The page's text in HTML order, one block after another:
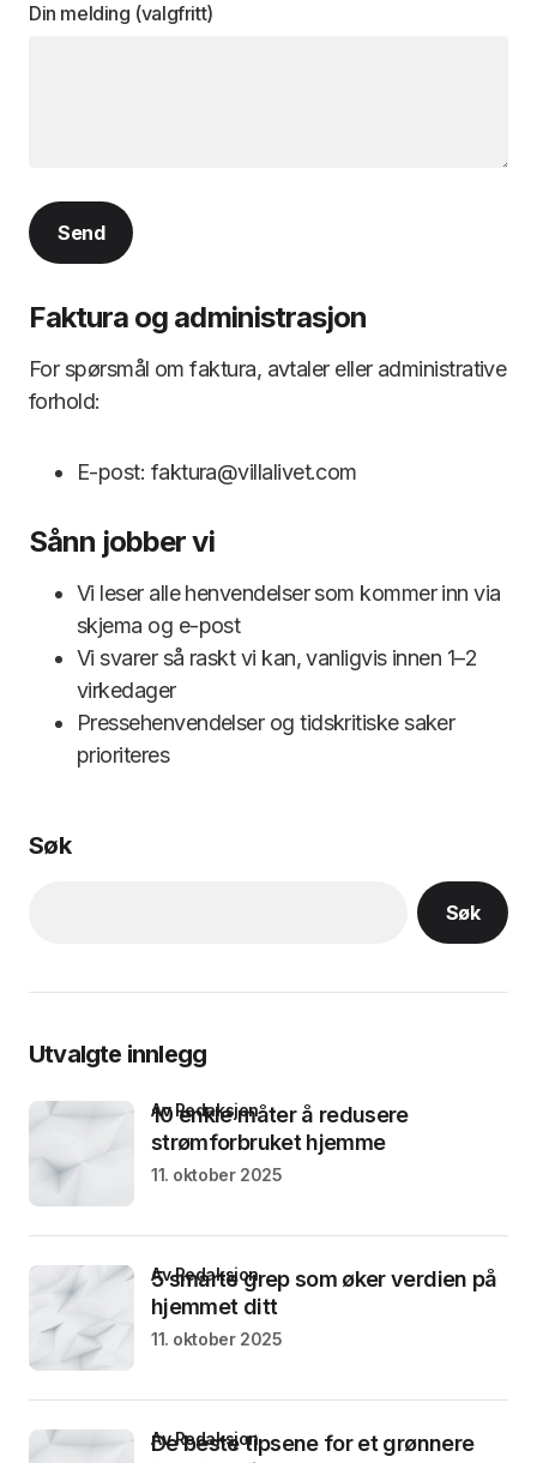
Din melding (valgfritt)
Faktura og administrasjon
For spørsmål om faktura, avtaler eller administrative
forhold:
E-post: faktura@villalivet.com
Sånn jobber vi
Vi leser alle henvendelser som kommer inn via
skjema og e-post
Vi svarer så raskt vi kan, vanligvis innen 1–2
virkedager
Pressehenvendelser og tidskritiske saker
prioriteres
Søk
Søk
Utvalgte innlegg
10 enkle måter å redusere
strømforbruket hjemme
av Redaksjon
11. oktober 2025
5 smarte grep som øker verdien på
hjemmet ditt
av Redaksjon
11. oktober 2025
De beste tipsene for et grønnere
av Redaksjon